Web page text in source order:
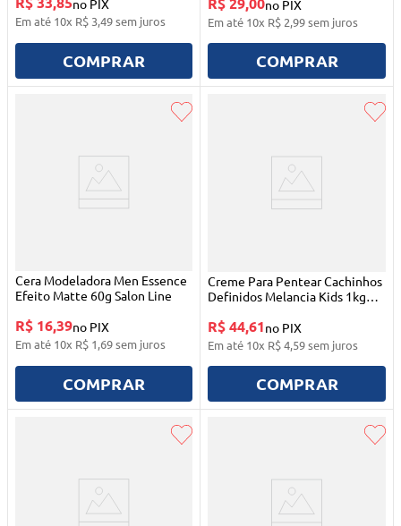
no PIX
Em até 10x R$ 3,49sem juros
COMPRAR
no PIX
Em até 10x R$ 2,99sem juros
COMPRAR
Cera Modeladora Men Essence
Efeito Matte 60g Salon Line
R$ 16,39no PIX
Em até 10x R$ 1,69sem juros
COMPRAR
Creme Para Pentear Cachinhos
Definidos Melancia Kids 1kg
R$ 44,61no PIX
Em até 10x R$4,59sem juros
COMPRAR